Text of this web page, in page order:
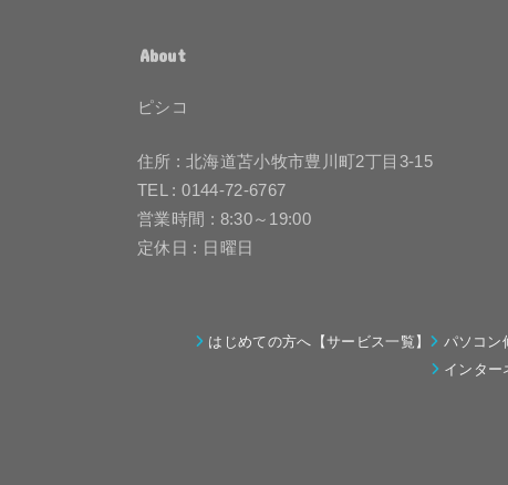
About
ピシコ
住所 : 北海道苫小牧市豊川町2丁目3-15
TEL : 0144-72-6767
営業時間 : 8:30～19:00
定休日 : 日曜日
はじめての方へ【サービス一覧】 パソコン
インター